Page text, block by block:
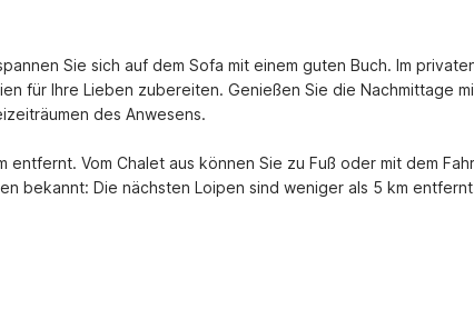
Sie sich auf dem Sofa mit einem guten Buch. Im
für Ihre Lieben zubereiten. Genießen Sie die Nachmittage
des Anwesens.
Vom Chalet aus können Sie zu Fuß oder mit dem
bekannt: Die nächsten Loipen sind weniger als 5 km